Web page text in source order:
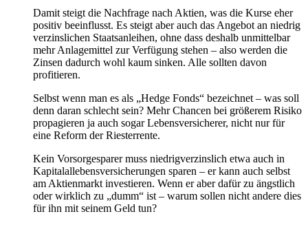
Damit steigt die Nachfrage nach Aktien, was die Kurse eher
positiv beeinflusst. Es steigt aber auch das Angebot an niedrig
verzinslichen Staatsanleihen, ohne dass deshalb unmittelbar
mehr Anlagemittel zur Verfügung stehen – also werden die
Zinsen dadurch wohl kaum sinken. Alle sollten davon
profitieren.
Selbst wenn man es als „Hedge Fonds“ bezeichnet – was soll
denn daran schlecht sein? Mehr Chancen bei größerem Risiko
propagieren ja auch sogar Lebensversicherer, nicht nur für
eine Reform der Riesterrente.
Kein Vorsorgesparer muss niedrigverzinslich etwa auch in
Kapitalallebensversicherungen sparen – er kann auch selbst
am Aktienmarkt investieren. Wenn er aber dafür zu ängstlich
oder wirklich zu „dumm“ ist – warum sollen nicht andere dies
für ihn mit seinem Geld tun?